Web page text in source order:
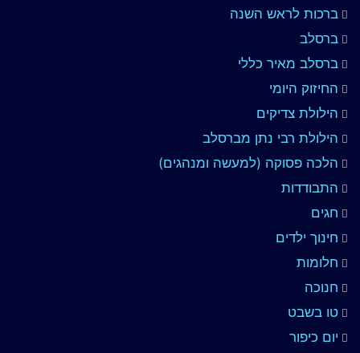
ברכות לראש השנה
ברסלב
ברסלב מאיר כללי
החיזוק היומי
הילולת צדיקים
הילולת רבי נתן מברסלב
הלכה פסוקה (למעשה ומנהגים)
התבודדות
חגים
חינוך ילדים
חלומות
חנוכה
טו בשבט
יום כיפור